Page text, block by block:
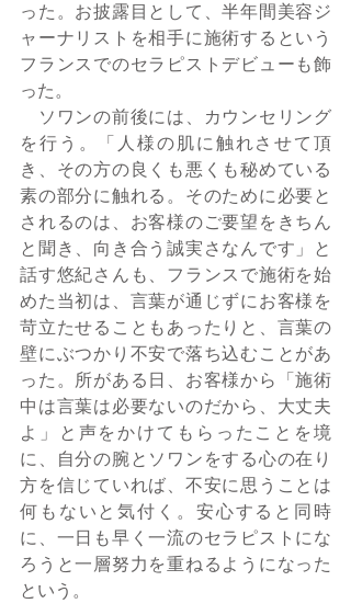
った。お披露目として、半年間美容ジ
ャーナリストを相手に施術するという
フランスでのセラピストデビューも飾
った。
ソワンの前後には、カウンセリング
を行う。「人様の肌に触れさせて頂
き、その方の良くも悪くも秘めている
素の部分に触れる。そのために必要と
されるのは、お客様のご要望をきちん
と聞き、向き合う誠実さなんです」と
話す悠紀さんも、フランスで施術を始
めた当初は、言葉が通じずにお客様を
苛立たせることもあったりと、言葉の
壁にぶつかり不安で落ち込むことがあ
った。所がある日、お客様から「施術
中は言葉は必要ないのだから、大丈夫
よ」と声をかけてもらったことを境
に、自分の腕とソワンをする心の在り
方を信じていれば、不安に思うことは
何もないと気付く。安心すると同時
に、一日も早く一流のセラピストにな
ろうと一層努力を重ねるようになった
という。